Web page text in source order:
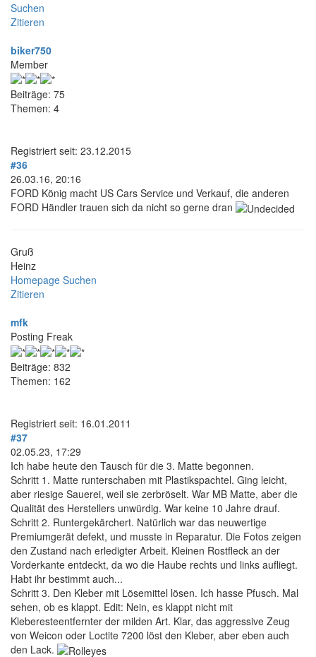
Suchen
Zitieren
biker750
Member
Beiträge: 75
Themen: 4
Registriert seit: 23.12.2015
#36
26.03.16, 20:16
FORD König macht US Cars Service und Verkauf, die anderen
FORD Händler trauen sich da nicht so gerne dran
Gruß
Heinz
Homepage Suchen
Zitieren
mfk
Posting Freak
Beiträge: 832
Themen: 162
Registriert seit: 16.01.2011
#37
02.05.23, 17:29
Ich habe heute den Tausch für die 3. Matte begonnen.
Schritt 1. Matte runterschaben mit Plastikspachtel. Ging leicht,
aber riesige Sauerei, weil sie zerbröselt. War MB Matte, aber die
Qualität des Herstellers unwürdig. War keine 10 Jahre drauf.
Schritt 2. Runtergekärchert. Natürlich war das neuwertige
Premiumgerät defekt, und musste in Reparatur. Die Fotos zeigen
den Zustand nach erledigter Arbeit. Kleinen Rostfleck an der
Vorderkante entdeckt, da wo die Haube rechts und links aufliegt.
Habt ihr bestimmt auch...
Schritt 3. Den Kleber mit Lösemittel lösen. Ich hasse Pfusch. Mal
sehen, ob es klappt. Edit: Nein, es klappt nicht mit
Kleberesteentfernter der milden Art. Klar, das aggressive Zeug
von Weicon oder Loctite 7200 löst den Kleber, aber eben auch
den Lack.